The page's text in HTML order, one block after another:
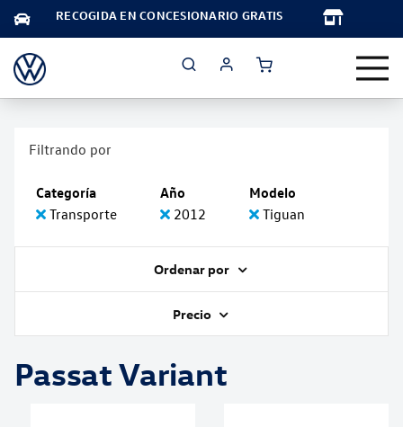
RECOGIDA EN CONCESIONARIO GRATIS
Filtrando por
Categoría
Transporte
Año
2012
Modelo
Tiguan
Ordenar por
Precio
Passat Variant